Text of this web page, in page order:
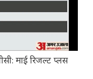
माई रिजल्ट प्लस